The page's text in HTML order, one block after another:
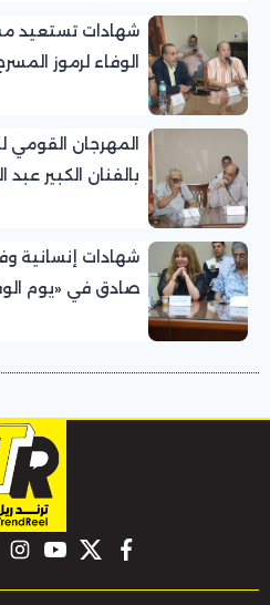
شهادات تستعيد
الوفاء لرموز
المهرجان
بالفنان الكبير
شهادات إنسانية
صادق في «يوم
facebook
twitter